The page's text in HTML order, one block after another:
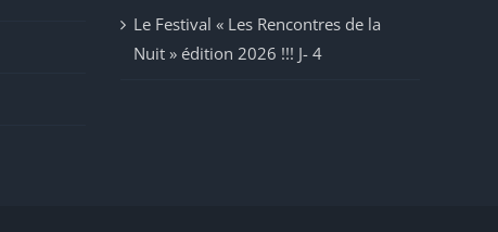
Le Festival « Les Rencontres de la
Nuit » édition 2026 !!! J- 4